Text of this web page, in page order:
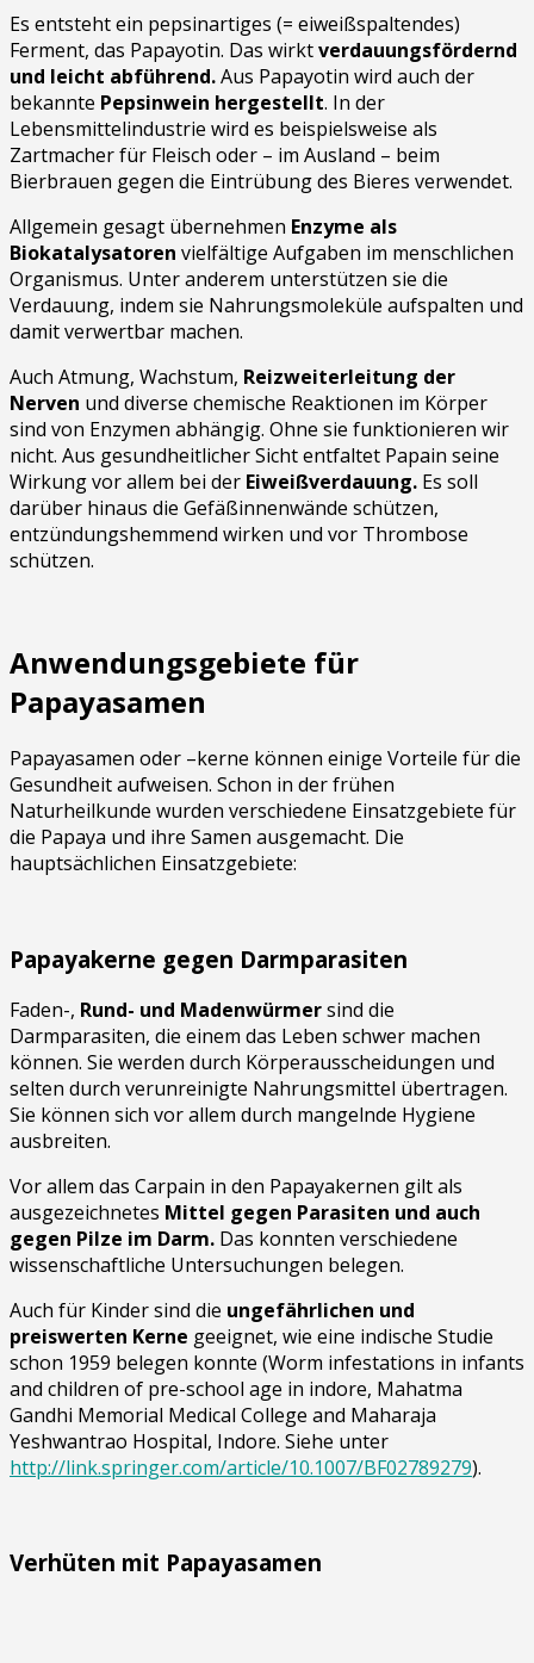
Es entsteht ein pepsinartiges (= eiweißspaltendes)
Ferment, das Papayotin. Das wirktverdauungsfördernd
und leicht abführend.Aus Papayotin wird auch der
bekannte Pepsinwein hergestellt. In der
Lebensmittelindustrie wird es beispielsweise als
Zartmacher für Fleisch oder – im Ausland – beim
Bierbrauen gegen die Eintrübung des Bieres verwendet.
Allgemein gesagt übernehmen Enzyme als
Biokatalysatoren vielfältige Aufgaben im menschlichen
Organismus. Unter anderem unterstützen sie die
Verdauung, indem sie Nahrungsmoleküle aufspalten und
damit verwertbar machen.
Auch Atmung, Wachstum, Reizweiterleitung der
Nerven und diverse chemische Reaktionen im Körper
sind von Enzymen abhängig. Ohne sie funktionieren wir
nicht. Aus gesundheitlicher Sicht entfaltet Papain seine
Wirkung vor allem bei der Eiweißverdauung. Es soll
darüber hinaus die Gefäßinnenwände schützen,
entzündungshemmend wirken und vor Thrombose
schützen.
Anwendungsgebiete für
Papayasamen
Papayasamen oder –kerne können einige Vorteile für die
Gesundheit aufweisen. Schon in der frühen
Naturheilkunde wurden verschiedene Einsatzgebiete für
die Papaya und ihre Samen ausgemacht. Die
hauptsächlichen Einsatzgebiete:
Papayakerne gegen Darmparasiten
Faden-, Rund- und Madenwürmersind die
Darmparasiten, die einem das Leben schwer machen
können. Sie werden durch Körperausscheidungen und
selten durch verunreinigte Nahrungsmittel übertragen.
Sie können sich vor allem durch mangelnde Hygiene
ausbreiten.
Vor allem das Carpain in den Papayakernen gilt als
ausgezeichnetes Mittel gegen Parasiten und auch
gegen Pilze im Darm. Das konnten verschiedene
wissenschaftliche Untersuchungen belegen.
Auch für Kinder sind die ungefährlichen und
preiswerten Kerne geeignet, wie eine indische Studie
schon 1959 belegen konnte (Worm infestations in infants
and children of pre-school age in indore, Mahatma
Gandhi Memorial Medical College and Maharaja
Yeshwantrao Hospital, Indore. Siehe unter
http://link.springer.com/article/10.1007/BF02789279).
Verhüten mit Papayasamen